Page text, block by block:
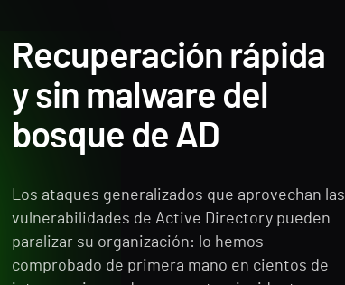
Recuperación rápida
y sin malware del
bosque de AD
Los ataques generalizados que aprovechan las
vulnerabilidades de Active Directory pueden
paralizar su organización: lo hemos
comprobado de primera mano en cientos de